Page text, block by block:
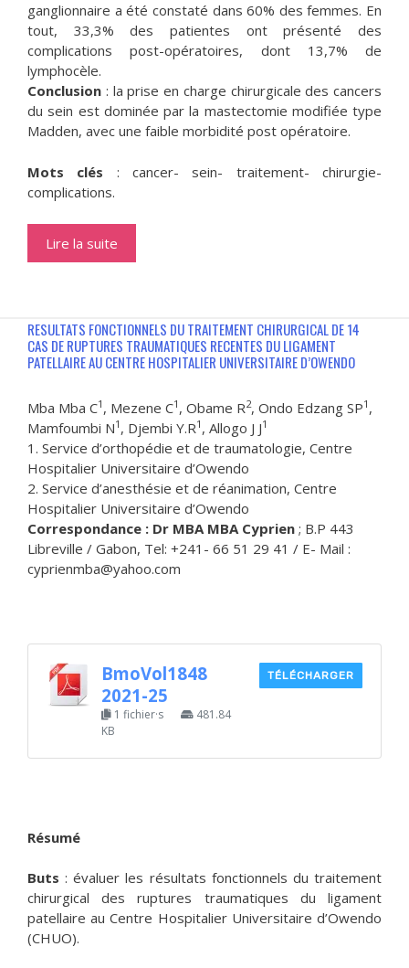
ganglionnaire a été constaté dans 60% des femmes. En
tout, 33,3% des patientes ont présenté des
complications post-opératoires, dont 13,7% de
lymphocèle.
Conclusion : la prise en charge chirurgicale des cancers
du sein est dominée par la mastectomie modifiée type
Madden, avec une faible morbidité post opératoire.
Mots clés : cancer- sein- traitement- chirurgie-
complications.
Lire la suite
RESULTATS FONCTIONNELS DU TRAITEMENT CHIRURGICAL DE 14
CAS DE RUPTURES TRAUMATIQUES RECENTES DU LIGAMENT
PATELLAIRE AU CENTRE HOSPITALIER UNIVERSITAIRE D’OWENDO
Mba Mba C1 , Mezene C1 , Obame R2, Ondo Edzang SP1 ,
Mamfoumbi N1 , Djembi Y.R1 , Allogo J J1
1. Service d’orthopédie et de traumatologie, Centre
Hospitalier Universitaire d’Owendo
2. Service d’anesthésie et de réanimation, Centre
Hospitalier Universitaire d’Owendo
Correspondance : Dr MBA MBA Cyprien ; B.P 443
Libreville / Gabon, Tel: +241- 66 51 29 41 / E- Mail :
cyprienmba@yahoo.com
BmoVol1848
2021-25
1 fichier·s
481.84
KB
TÉLÉCHARGER
Résumé
Buts : évaluer les résultats fonctionnels du traitement
chirurgical des ruptures traumatiques du ligament
patellaire au Centre Hospitalier Universitaire d’Owendo
(CHUO).